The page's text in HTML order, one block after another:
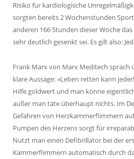
Risiko für kardiologische
sorgten bereits 2 Wochenstunden
anderen 166 Stunden dieser Woche
sehr deutlich gesenkt sei. Es gilt also:
Frank Marx von Marx Meditech sprach
klare Aussage: »Leben retten kann
Hilfe goldwert und man könne
außer man täte überhaupt nichts. Im
Gefahren von Herzkammerflimmern
Pumpen des Herzens sorgt für
Nutzt man einen Defibrillator bei der
Kammerflimmern automatisch durch